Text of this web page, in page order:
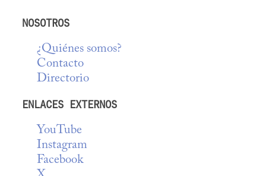
NOSOTROS
¿Quiénes somos?
Contacto
Directorio
ENLACES EXTERNOS
YouTube
Instagram
Facebook